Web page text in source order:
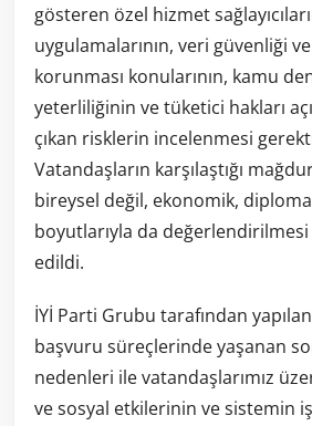
gösteren özel hizmet
uygulamalarının, veri güvenliği
korunması konularının, kamu
yeterliliğinin ve tüketici hakları
çıkan risklerin incelenmesi
Vatandaşların karşılaştığı
bireysel değil, ekonomik,
boyutlarıyla da
edildi.
İYİ Parti Grubu tarafından
başvuru süreçlerinde yaşanan
nedenleri ile vatandaşlarımız
ve sosyal etkilerinin ve sistemin